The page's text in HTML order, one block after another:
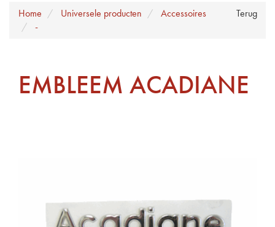
Terug
Home Universele producten
Accessoires
-
EMBLEEM ACADIANE